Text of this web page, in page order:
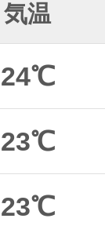
気温
24℃
23℃
23℃